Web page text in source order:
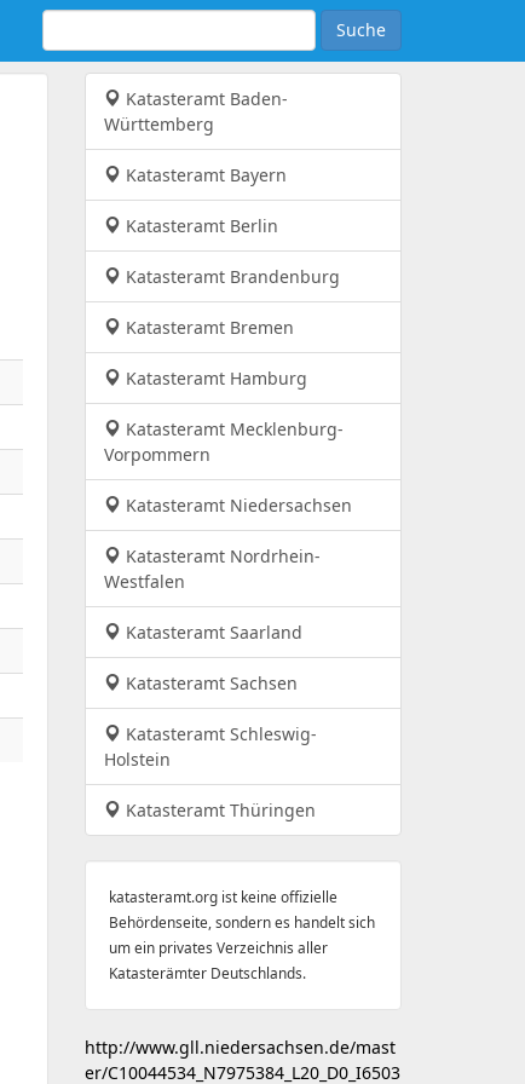
Suche
Katasteramt Baden-
Württemberg
Katasteramt Bayern
Katasteramt Berlin
Katasteramt Brandenburg
Katasteramt Bremen
Katasteramt Hamburg
Katasteramt Mecklenburg-
Vorpommern
Katasteramt Niedersachsen
Katasteramt Nordrhein-
Westfalen
Katasteramt Saarland
Katasteramt Sachsen
Katasteramt Schleswig-
Holstein
Katasteramt Thüringen
katasteramt.org ist keine offizielle
Behördenseite, sondern es handelt sich
um ein privates Verzeichnis aller
Katasterämter Deutschlands.
http://www.gll.niedersachsen.de/mast
er/C10044534_N7975384_L20_D0_I6503